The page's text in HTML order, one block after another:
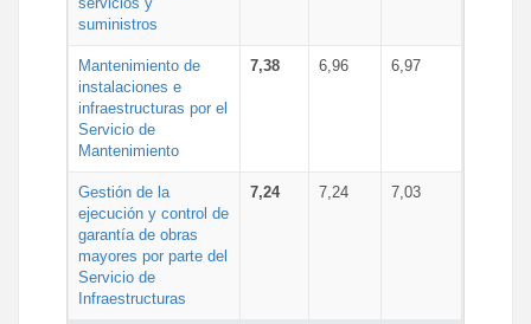
suministros
Mantenimiento de
instalaciones e
infraestructuras por el
Servicio de
Mantenimiento
7,38 6,96 6,97
Gestión de la
ejecución y control de
garantía de obras
mayores por parte del
Servicio de
Infraestructuras
7,24 7,24 7,03